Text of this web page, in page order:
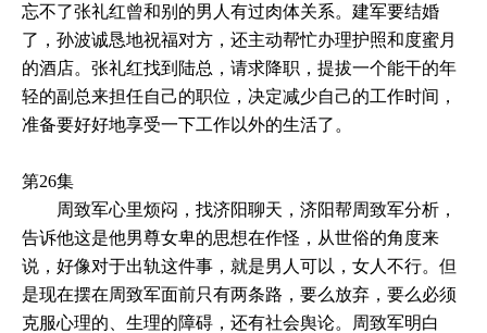
忘不了张礼红曾和别的男人有过肉体关系。建军要结婚
了，孙波诚恳地祝福对方，还主动帮忙办理护照和度蜜月
的酒店。张礼红找到陆总，请求降职，提拔一个能干的年
轻的副总来担任自己的职位，决定减少自己的工作时间，
准备要好好地享受一下工作以外的生活了。
第26集
周致军心里烦闷，找济阳聊天，济阳帮周致军分析，
告诉他这是他男尊女卑的思想在作怪，从世俗的角度来
说，好像对于出轨这件事，就是男人可以，女人不行。但
是现在摆在周致军面前只有两条路，要么放弃，要么必须
克服心理的、生理的障碍，还有社会舆论。周致军明白